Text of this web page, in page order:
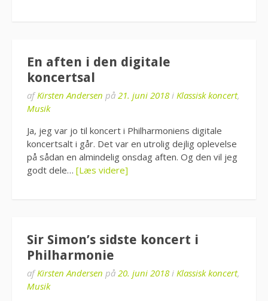
En aften i den digitale
koncertsal
afKirsten Andersen på 21. juni 2018 i Klassisk koncert,
Musik
Ja, jeg var jo til koncert i Philharmoniens digitale
koncertsalt i går. Det var en utrolig dejlig oplevelse
på sådan en almindelig onsdag aften. Og den vil jeg
godt dele… [Læs videre]
Sir Simon’s sidste koncert i
Philharmonie
afKirsten Andersen på 20. juni 2018 i Klassisk koncert,
Musik